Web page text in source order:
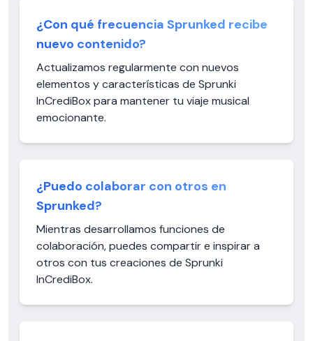
¿Con qué frecuencia Sprunked recibe
nuevo contenido?
Actualizamos regularmente con nuevos
elementos y características de Sprunki
InCrediBox para mantener tu viaje musical
emocionante.
¿Puedo colaborar con otros en
Sprunked?
Mientras desarrollamos funciones de
colaboración, puedes compartir e inspirar a
otros con tus creaciones de Sprunki
InCrediBox.